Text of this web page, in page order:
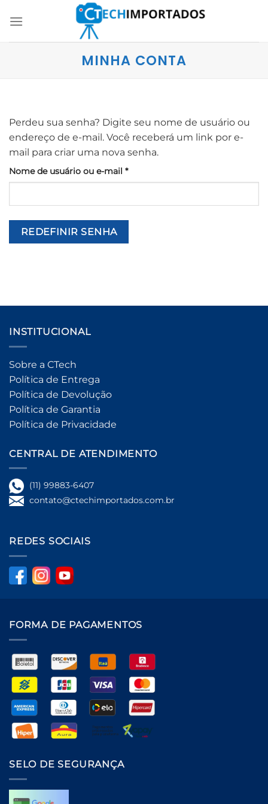
MINHA CONTA
Perdeu sua senha? Digite seu nome de usuário ou
endereço de e-mail. Você receberá um link por e-
mail para criar uma nova senha.
Nome de usuário ou e-mail *Obrigatório
REDEFINIR SENHA
INSTITUCIONAL
Sobre a CTech
Política de Entrega
Política de Devolução
Política de Garantia
Política de Privacidade
CENTRAL DE ATENDIMENTO
(11) 99883-6407
contato@ctechimportados.com.br
REDES SOCIAIS
FORMA DE PAGAMENTOS
SELO DE SEGURANÇA